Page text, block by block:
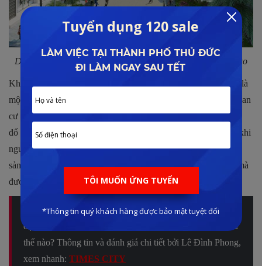
Dự án đem lại cho khách hàng một không gian sống hoàn hảo
Không chỉ thế, trước giờ thì khu vực Quận Hai Bà Trưng luôn là
một địa điểm sống “ đáng mơ ước” đối với nhiều cư dân muốn an
cư lập nghiệp tại Hà Thành. Vì vậy nên lượng dân cư tập trung
đổ về đây cũng tăng dần theo thời gian, đến một lúc nhất định khi
nguồn cung nơi ở tại đây cạn kiệt thì chắc chắn giá trị bất động
sản nơi đây sẽ được đẩy lên rất cao và Times City cũng vì thế mà
được hưởng lợi rất nhiều nhờ vị trí trung tâm.
Quý khách hàng quan tâm đến giá chuyển nhượng căn hộ
dự án Times City? Chính sách bán hàng tại dự án này như
thế nào? Thông tin và đánh giá chi tiết bởi Lê Đình Phong,
xem nhanh: TIMES CITY